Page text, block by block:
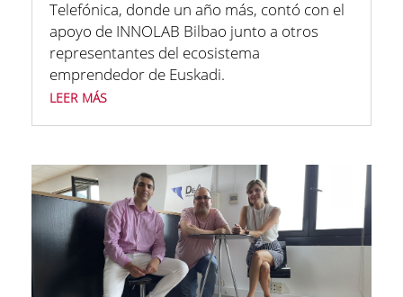
Telefónica, donde un año más, contó con el
apoyo de INNOLAB Bilbao junto a otros
representantes del ecosistema
emprendedor de Euskadi.
leer más